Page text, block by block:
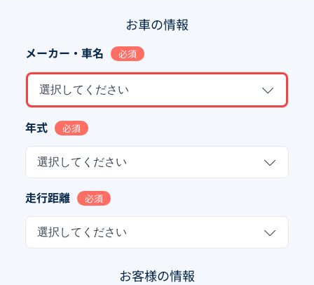
お車の情報
メーカー・車名 必須
選択してください
年式 必須
選択してください
走行距離 必須
選択してください
お客様の情報